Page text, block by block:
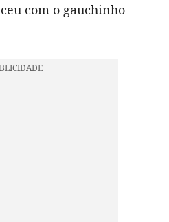
com o gauchinho